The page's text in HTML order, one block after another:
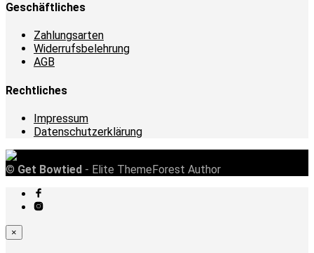
Geschäftliches
Zahlungsarten
Widerrufsbelehrung
AGB
Rechtliches
Impressum
Datenschutzerklärung
© Get Bowtied - Elite ThemeForest Author
×